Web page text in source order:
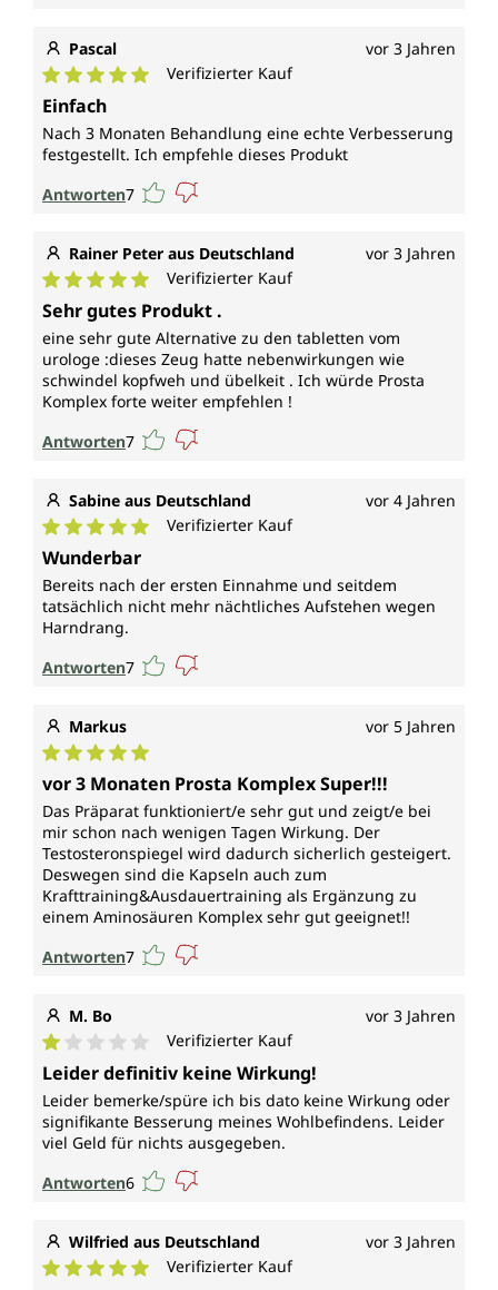
Pascal vor 3 Jahren
Durchschnittliche Bewertung von 5 von 5 Sternen
Verifizierter Kauf
Einfach
Nach 3 Monaten Behandlung eine echte Verbesserung
festgestellt. Ich empfehle dieses Produkt
Antworten7
Rainer Peter aus Deutschland vor 3 Jahren
Durchschnittliche Bewertung von 5 von 5 Sternen
Verifizierter Kauf
Sehr gutes Produkt .
eine sehr gute Alternative zu den tabletten vom
urologe :dieses Zeug hatte nebenwirkungen wie
schwindel kopfweh und übelkeit . Ich würde Prosta
Komplex forte weiter empfehlen !
Antworten7
Sabine aus Deutschland vor 4 Jahren
Durchschnittliche Bewertung von 5 von 5 Sternen
Verifizierter Kauf
Wunderbar
Bereits nach der ersten Einnahme und seitdem
tatsächlich nicht mehr nächtliches Aufstehen wegen
Harndrang.
Antworten7
Markus vor 5 Jahren
Durchschnittliche Bewertung von 5 von 5 Sternen
vor 3 Monaten Prosta Komplex Super!!!
Das Präparat funktioniert/e sehr gut und zeigt/e bei
mir schon nach wenigen Tagen Wirkung. Der
Testosteronspiegel wird dadurch sicherlich gesteigert.
Deswegen sind die Kapseln auch zum
Krafttraining&Ausdauertraining als Ergänzung zu
einem Aminosäuren Komplex sehr gut geeignet!!
Antworten7
M. Bo vor 3 Jahren
Durchschnittliche Bewertung von 1 von 5 Sternen
Verifizierter Kauf
Leider definitiv keine Wirkung!
Leider bemerke/spüre ich bis dato keine Wirkung oder
signifikante Besserung meines Wohlbefindens. Leider
viel Geld für nichts ausgegeben.
Antworten6
Wilfried aus Deutschland vor 3 Jahren
Verifizierter Kauf